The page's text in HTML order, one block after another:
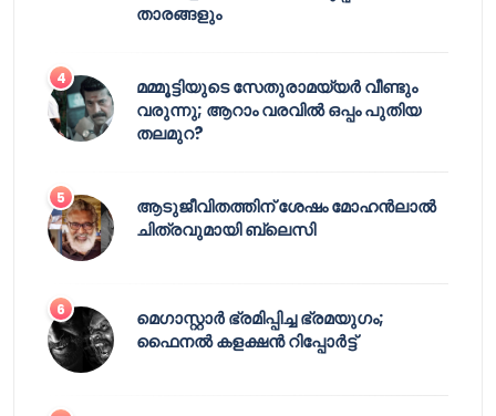
താരങ്ങളും
മമ്മൂട്ടിയുടെ സേതുരാമയ്യർ വീണ്ടും
വരുന്നു; ആറാം വരവിൽ ഒപ്പം പുതിയ
തലമുറ?
ആടുജീവിതത്തിന് ശേഷം മോഹൻലാൽ
ചിത്രവുമായി ബ്ലെസി
മെഗാസ്റ്റാർ ഭ്രമിപ്പിച്ച ഭ്രമയുഗം;
ഫൈനൽ കളക്ഷൻ റിപ്പോർട്ട്